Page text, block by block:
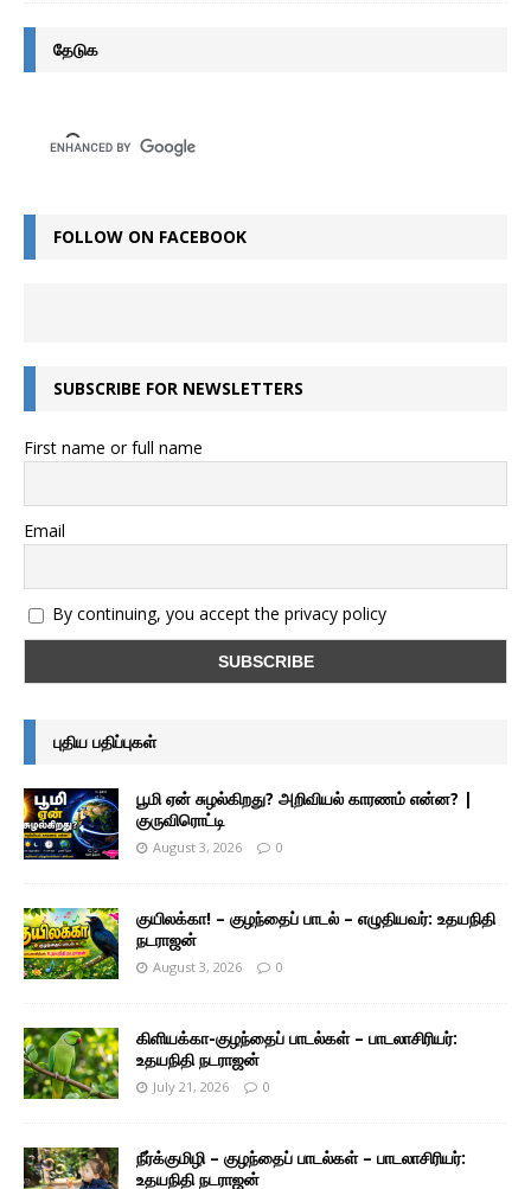
தேடுக
FOLLOW ON FACEBOOK
SUBSCRIBE FOR NEWSLETTERS
First name or full name
Email
By continuing, you accept the privacy policy
புதிய பதிப்புகள்
பூமி ஏன் சுழல்கிறது? அறிவியல் காரணம் என்ன? |
குருவிரொட்டி
August 3, 2026 0
குயிலக்கா! – குழந்தைப் பாடல் – எழுதியவர்: உதயநிதி
நடராஜன்
August 3, 2026 0
கிளியக்கா-குழந்தைப் பாடல்கள் – பாடலாசிரியர்:
உதயநிதி நடராஜன்
July 21, 2026 0
நீர்க்குமிழி – குழந்தைப் பாடல்கள் – பாடலாசிரியர்:
உதயநிதி நடராஜன்